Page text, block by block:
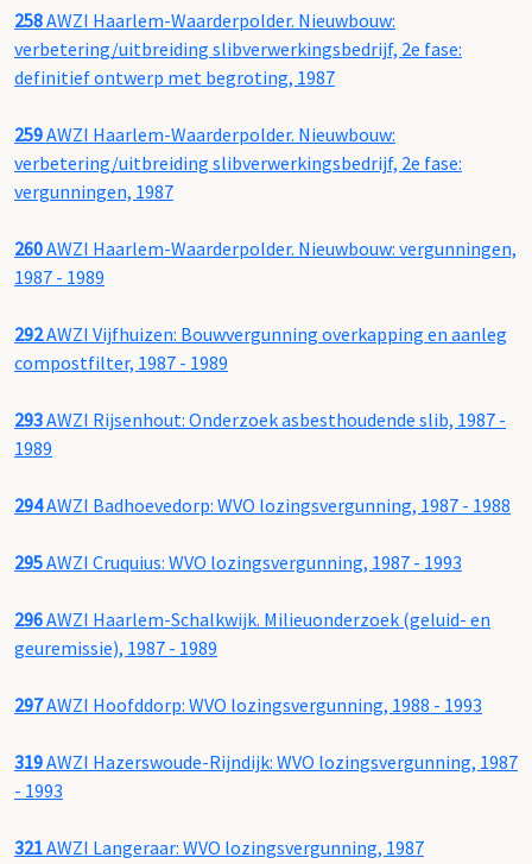
258AWZI Haarlem-Waarderpolder. Nieuwbouw:
verbetering/uitbreiding slibverwerkingsbedrijf, 2e fase:
definitief ontwerp met begroting, 1987
259AWZI Haarlem-Waarderpolder. Nieuwbouw:
verbetering/uitbreiding slibverwerkingsbedrijf, 2e fase:
vergunningen, 1987
260AWZI Haarlem-Waarderpolder. Nieuwbouw: vergunningen,
1987 - 1989
292AWZI Vijfhuizen: Bouwvergunning overkapping en aanleg
compostfilter, 1987 - 1989
293AWZI Rijsenhout: Onderzoek asbesthoudende slib, 1987 -
1989
294AWZI Badhoevedorp: WVO lozingsvergunning, 1987 - 1988
295AWZI Cruquius: WVO lozingsvergunning, 1987 - 1993
296AWZI Haarlem-Schalkwijk. Milieuonderzoek (geluid- en
geuremissie), 1987 - 1989
297AWZI Hoofddorp: WVO lozingsvergunning, 1988 - 1993
319AWZI Hazerswoude-Rijndijk: WVO lozingsvergunning, 1987
- 1993
321AWZI Langeraar: WVO lozingsvergunning, 1987